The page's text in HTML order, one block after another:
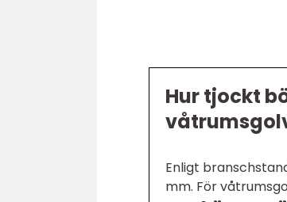
Hur tjockt
Enligt
mm. För